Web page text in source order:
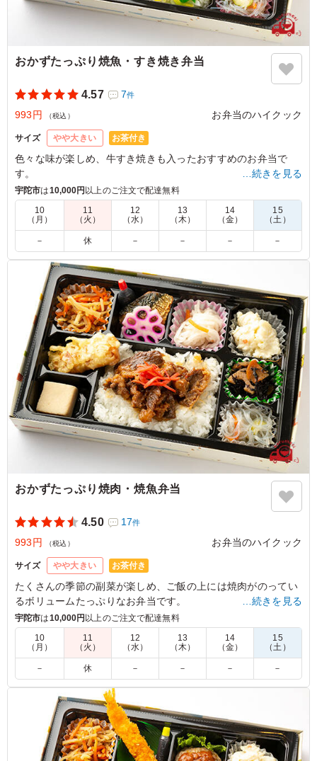
おかずたっぷり焼魚・すき焼き弁当
4.57 7件
993円 （税込） お弁当のハイクック
サイズ やや大きい お茶付き
色々な味が楽しめ、牛すき焼きも入ったおすすめのお弁当で
す。
ご飯の上の鯖の塩焼きも当店自慢の一品となっています！
4.5
和食中心のお弁当のお弁当を探していてこちらのお弁当を
注文しました。お魚とお肉両方楽しめて良かったです。ど
ちらもご飯が進む味付けでした。副菜も和惣菜中心であっ
さり食べられたので良かったです。
ご利用シーン：会議・セミナー›研修
奈良県大和郡山市今国府町2024/04/17
…続きを見る
宇陀市は10,000円 以上のご注文で配達無料
10
（月）
11
（火）
12
（水）
13
（木）
14
（金）
15
（土）
－ 休 － － － －
おかずたっぷり焼肉・焼魚弁当
4.50 17件
993円 （税込） お弁当のハイクック
サイズ やや大きい お茶付き
たくさんの季節の副菜が楽しめ、ご飯の上には焼肉がのってい
るボリュームたっぷりなお弁当です。
4.5
歩く会で菜の花畑を見ながらお弁当を食べるためにお願い
しました。お肉もお魚も美味しく、彩りもきれいで好評で
した。１点だけ手持ち用のビニール袋が弁当箱を入れる際
に窮屈で入れるのに時間がかかりました。あとほんの少し
だけ袋が大きければ満点でした。
ご利用シーン：有志で歩く会での昼食
奈良県橿原市石原田町 2026/03/30
…続きを見る
宇陀市は10,000円 以上のご注文で配達無料
10
（月）
11
（火）
12
（水）
13
（木）
14
（金）
15
（土）
－ 休 － － － －